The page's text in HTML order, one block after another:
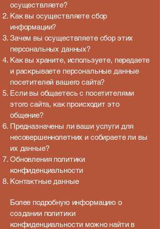
осуществляете?
Как вы осуществляете сбор
информации?
Зачем вы осуществляете сбор этих
персональных данных?
Как вы храните, используете, передаете
и раскрываете персональные данные
посетителей вашего сайта?
Если вы общаетесь с посетителями
этого сайта, как происходит это
общение?
Предназначены ли ваши услуги для
несовершеннолетних и собираете ли вы
их данные?
Обновления политики
конфиденциальности
Контактные данные
Более подробную информацию о
создании политики
конфиденциальности можно найти в